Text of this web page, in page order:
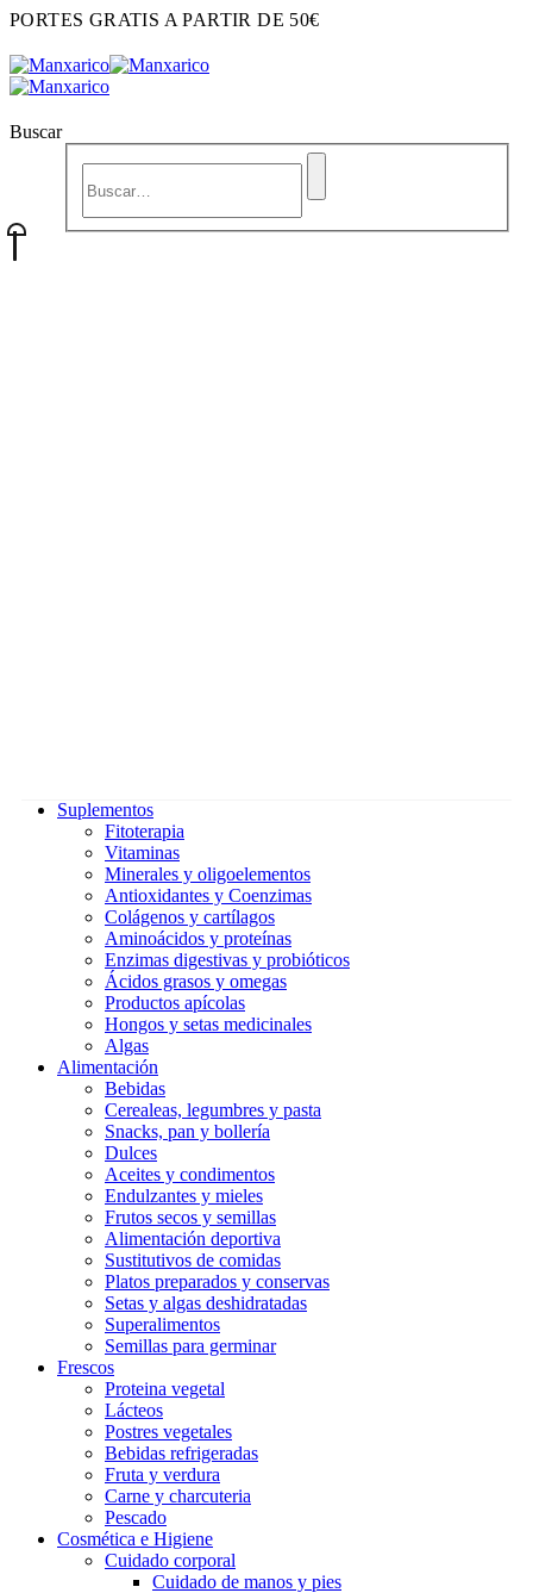
PORTES GRATIS A PARTIR DE 50€
Buscar
Suplementos
Fitoterapia
Vitaminas
Minerales y oligoelementos
Antioxidantes y Coenzimas
Colágenos y cartílagos
Aminoácidos y proteínas
Enzimas digestivas y probióticos
Ácidos grasos y omegas
Productos apícolas
Hongos y setas medicinales
Algas
Alimentación
Bebidas
Cerealeas, legumbres y pasta
Snacks, pan y bollería
Dulces
Aceites y condimentos
Endulzantes y mieles
Frutos secos y semillas
Alimentación deportiva
Sustitutivos de comidas
Platos preparados y conservas
Setas y algas deshidratadas
Superalimentos
Semillas para germinar
Frescos
Proteina vegetal
Lácteos
Postres vegetales
Bebidas refrigeradas
Fruta y verdura
Carne y charcuteria
Pescado
Cosmética e Higiene
Cuidado corporal
Cuidado de manos y pies